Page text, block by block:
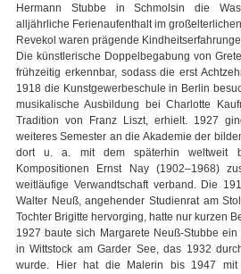
Hermann Stubbe in Schmolsin die
alljährliche Ferienaufenthalt im
Revekol waren prägende
Die künstlerische Doppelbegabung von
frühzeitig erkennbar, sodass die erst
1918 die Kunstgewerbeschule in Berlin
musikalische Ausbildung bei Charlotte
Tradition von Franz Liszt, erhielt. 1927
weiteres Semester an die Akademie der
dort u. a. mit dem späterhin weltweit
Kompositionen Ernst Nay (1902–1968)
weitläufige Verwandtschaft verband. Die
Walter Neuß, angehender Studienrat am
Tochter Brigitte hervorging, hatte nur kurzen
1927 baute sich Margarete Neuß-Stubbe
in Wittstock am Garder See, das 1932
wurde. Hier hat die Malerin bis 1947 mit